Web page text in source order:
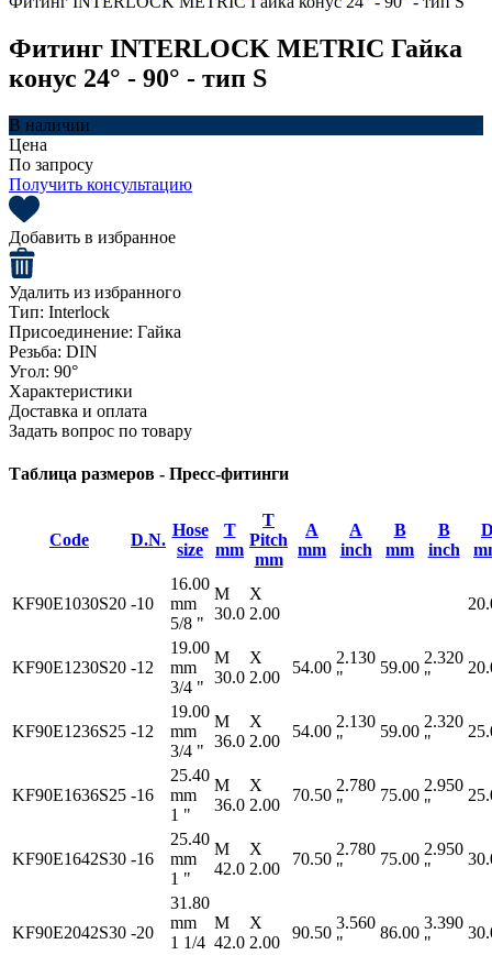
Фитинг INTERLOCK METRIC Гайка
конус 24° - 90° - тип S
В наличии
Цена
По запросу
Получить консультацию
Добавить в избранное
Удалить из избранного
Тип: Interlock
Присоединение: Гайка
Резьба: DIN
Угол: 90°
Характеристики
Доставка и оплата
Задать вопрос по товару
Таблица размеров - Пресс-фитинги
Code D.N.
Hose
size
T
mm
T
Pitch
mm
A
mm
A
inch
B
mm
B
inch
KF90E1030S20 -10
16.00
mm
5/8 "
M
30.0
X
2.00
KF90E1230S20 -12
19.00
mm
3/4 "
M
30.0
X
2.00
54.00
2.130
"
59.00
2.320
"
KF90E1236S25 -12
19.00
mm
3/4 "
M
36.0
X
2.00
54.00
2.130
"
59.00
2.320
"
KF90E1636S25 -16
25.40
mm
1 "
M
36.0
X
2.00
70.50
2.780
"
75.00
2.950
"
KF90E1642S30 -16
25.40
mm
1 "
M
42.0
X
2.00
70.50
2.780
"
75.00
2.950
"
KF90E2042S30 -20
31.80
mm
1 1/4
M
42.0
X
2.00
90.50
3.560
"
86.00
3.390
"